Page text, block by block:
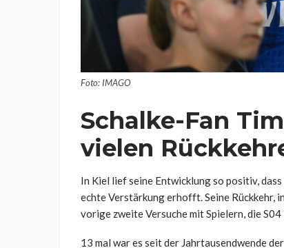
Foto: IMAGO
Schalke-Fan
vielen
In Kiel lief seine Entwicklung so positiv,
echte Verstärkung erhofft. Seine Rückkehr,
vorige zweite Versuche mit Spielern, die
13 mal war es seit der Jahrtausendwende